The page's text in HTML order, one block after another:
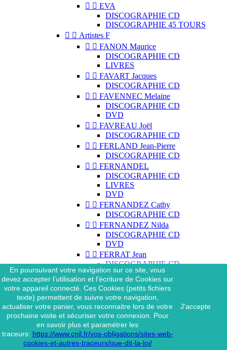
  EVA
DISCOGRAPHIE CD
DISCOGRAPHIE 45 TOURS
  Artistes F
  FANON Maurice
DISCOGRAPHIE CD
LIVRES
  FAVART Jacques
DISCOGRAPHIE CD
  FAVENNEC Melaine
DISCOGRAPHIE CD
DVD
  FAVREAU Joël
DISCOGRAPHIE CD
  FERLAND Jean-Pierre
DISCOGRAPHIE CD
  FERNANDEL
DISCOGRAPHIE CD
LIVRES
DVD
  FERNANDEZ Cathy
DISCOGRAPHIE CD
  FERNANDEZ Nilda
DISCOGRAPHIE CD
DVD
  FERRAT Jean
DISCOGRAPHIE CD
DISCOGRAPHIE 45 TOURS
DISCOGRAPHIE 33 TOURS
DVD
MAGAZINE
  FERRAT Jean & SES
INTERPRÈTES
DISCOGRAPHIE CD
  FERRÉ Léo
En poursuivant votre navigation sur ce site, vous
devez accepter l’utilisation et l'écriture de Cookies sur
votre appareil connecté. Ces Cookies (petits fichiers
texte) permettent de suivre votre navigation,
actualiser votre panier, vous reconnaitre lors de votre
prochaine visite et sécuriser votre connexion. Pour
en savoir plus et paramétrer les
traceurs: https://www.cnil.fr/vos-obligations/sites-web-
cookies-et-autres-traceurs/que-dit-la-loi/
J'accepte